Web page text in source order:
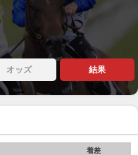
オッズ 結果
着差